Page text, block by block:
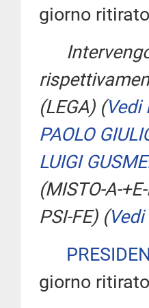
giorno
(LEGA) (Vedi
PAOLO
LUIGI
(MISTO-A-
PSI-FE) (Vedi
giorno